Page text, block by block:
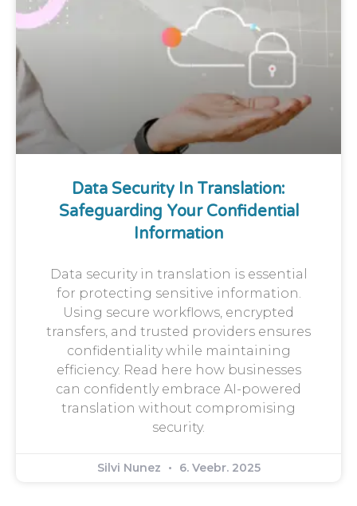
Data Security In Translation:
Safeguarding Your Confidential
Information
Data security in translation is essential
for protecting sensitive information.
Using secure workflows, encrypted
transfers, and trusted providers ensures
confidentiality while maintaining
efficiency. Read here how businesses
can confidently embrace AI-powered
translation without compromising
security.
Silvi Nunez 6. Veebr. 2025